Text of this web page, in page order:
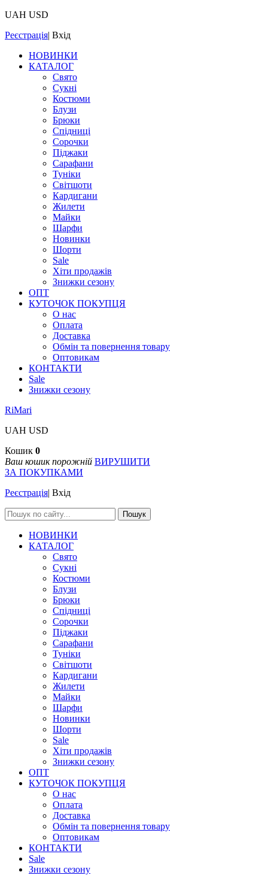
UAH USD
Реєстрація| Вхід
НОВИНКИ
КАТАЛОГ
Свято
Сукні
Костюми
Блузи
Брюки
Спідниці
Сорочки
Піджаки
Сарафани
Туніки
Світшоти
Кардигани
Жилети
Майки
Шарфи
Новинки
Шорти
Sale
Хіти продажів
Знижки сезону
ОПТ
КУТОЧОК ПОКУПЦЯ
О нас
Оплата
Доставка
Обмін та повернення товару
Оптовикам
КОНТАКТИ
Sale
Знижки сезону
RiMari
UAH USD
Кошик 0
Ваш кошик порожній ВИРУШИТИ
ЗА ПОКУПКАМИ
Реєстрація| Вхід
Пошук
НОВИНКИ
КАТАЛОГ
Свято
Сукні
Костюми
Блузи
Брюки
Спідниці
Сорочки
Піджаки
Сарафани
Туніки
Світшоти
Кардигани
Жилети
Майки
Шарфи
Новинки
Шорти
Sale
Хіти продажів
Знижки сезону
ОПТ
КУТОЧОК ПОКУПЦЯ
О нас
Оплата
Доставка
Обмін та повернення товару
Оптовикам
КОНТАКТИ
Sale
Знижки сезону